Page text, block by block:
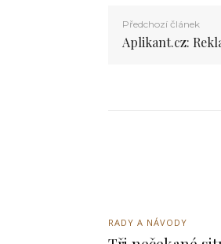
Předchozí článek
Aplikant.cz:
RADY A NÁVODY